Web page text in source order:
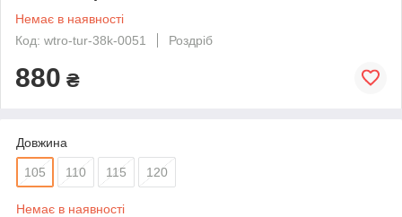
Немає в наявності
Код: wtro-tur-38k-0051
Роздріб
880 ₴
Довжина
105 110 115 120
Немає в наявності